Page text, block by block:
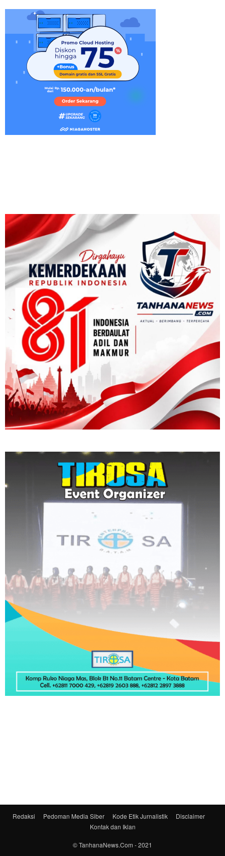
Redaksi Pedoman Media Siber Kode Etik Jurnalistik
Disclaimer
Kontak dan Iklan
© TanhanaNews.Com - 2021